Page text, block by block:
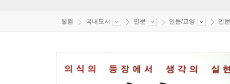
웰컴 국내도서 인문 인문/교양 인